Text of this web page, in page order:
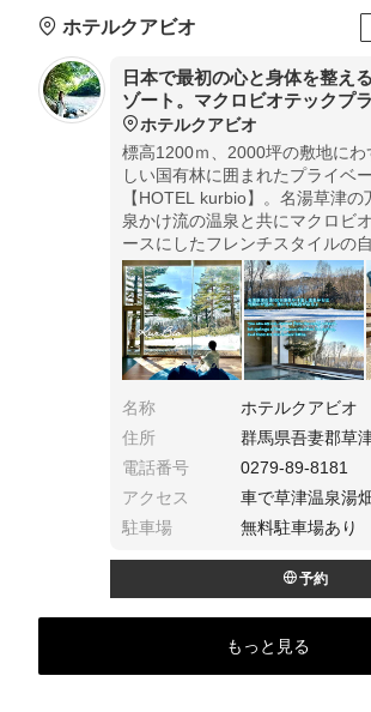
ホテルクアビオ
日本で最初の心と身体を整え
ゾート。マクロビオテックプ
ホテルクアビオ
標高1200ｍ、2000坪の敷地にわ
しい国有林に囲まれたプライベ
【HOTEL kurbio】。名湯草津
泉かけ流の温泉と共にマクロビ
ースにしたフレンチスタイルの
ながら静寂の中で自分の身体と
にデトックス出来ました。
名称
ホテルクアビオ
住所
群馬県吾妻郡草
電話番号
0279-89-8181
アクセス
車で草津温泉湯
駐車場
無料駐車場あり
予約
もっと見る